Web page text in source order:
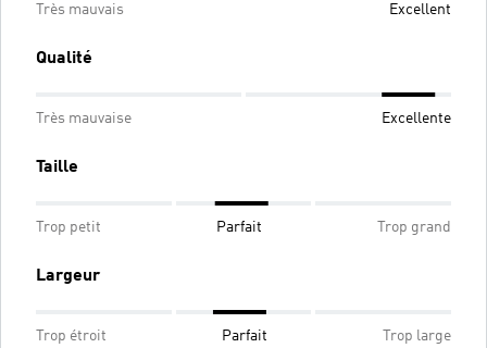
Très mauvais Excellent
Qualité
Très mauvaise Excellente
Taille
Trop petit Parfait Trop grand
Largeur
Trop étroit Parfait Trop large